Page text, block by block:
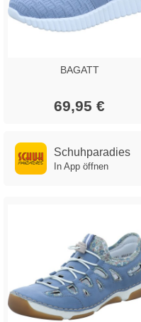
BAGATT
69,95 €
Schuhparadies
In App öffnen